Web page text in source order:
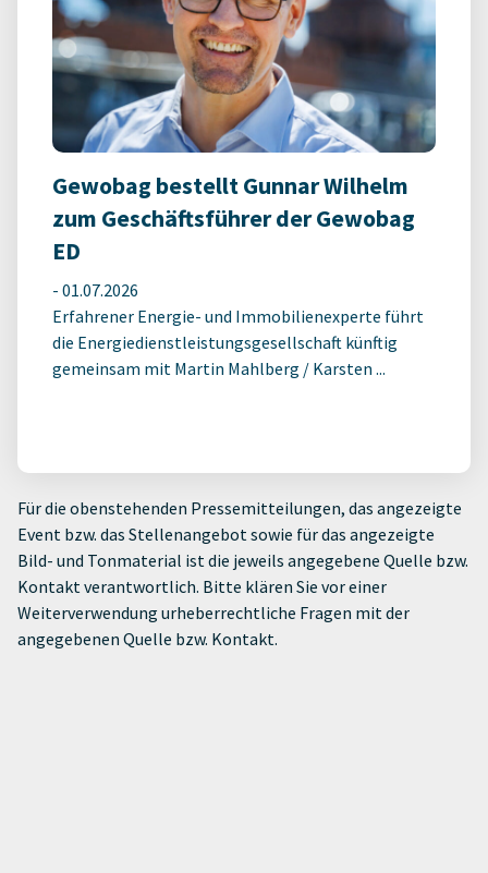
Gewobag bestellt Gunnar Wilhelm
zum Geschäftsführer der Gewobag
ED
- 01.07.2026
Erfahrener Energie- und Immobilienexperte führt
die Energiedienstleistungsgesellschaft künftig
gemeinsam mit Martin Mahlberg / Karsten ...
Für die obenstehenden Pressemitteilungen, das angezeigte
Event bzw. das Stellenangebot sowie für das angezeigte
Bild- und Tonmaterial ist die jeweils angegebene Quelle bzw.
Kontakt verantwortlich. Bitte klären Sie vor einer
Weiterverwendung urheberrechtliche Fragen mit der
angegebenen Quelle bzw. Kontakt.